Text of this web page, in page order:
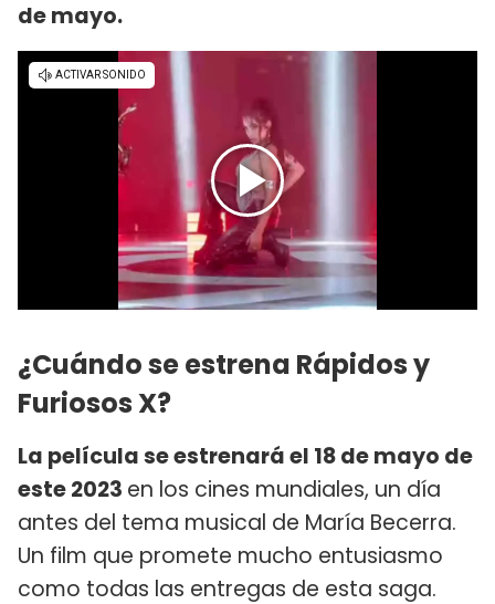
de mayo.
¿Cuándo se estrena Rápidos y
Furiosos X?
La película se estrenará el 18 de mayo de
este 2023 en los cines mundiales, un día
antes del tema musical de María Becerra.
Un film que promete mucho entusiasmo
como todas las entregas de esta saga.